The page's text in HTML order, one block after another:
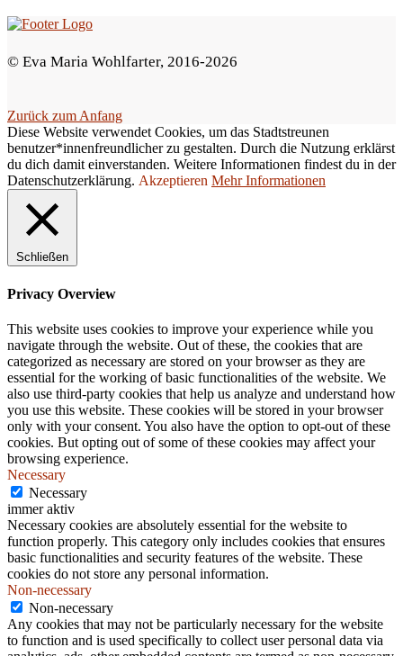
e
l
l
e
e
© Eva Maria Wohlfarter, 2016-2026
Zurück zum Anfang
Diese Website verwendet Cookies, um das Stadtstreunen
benutzer*innenfreundlicher zu gestalten. Durch die Nutzung erklärst
du dich damit einverstanden. Weitere Informationen findest du in der
Datenschutzerklärung. Akzeptieren Mehr Informationen
Schließen
Privacy Overview
This website uses cookies to improve your experience while you
navigate through the website. Out of these, the cookies that are
categorized as necessary are stored on your browser as they are
essential for the working of basic functionalities of the website. We
also use third-party cookies that help us analyze and understand how
you use this website. These cookies will be stored in your browser
only with your consent. You also have the option to opt-out of these
cookies. But opting out of some of these cookies may affect your
browsing experience.
Necessary
Necessary
immer aktiv
Necessary cookies are absolutely essential for the website to
function properly. This category only includes cookies that ensures
basic functionalities and security features of the website. These
cookies do not store any personal information.
Non-necessary
Non-necessary
Any cookies that may not be particularly necessary for the website
to function and is used specifically to collect user personal data via